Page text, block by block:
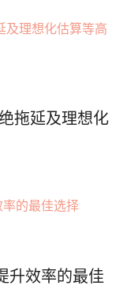
拖延及理想化
升效率的最佳